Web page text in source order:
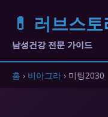
💊 러브스토
남성건강 전문 가이드
홈 › 비아그라 › 미팅2030